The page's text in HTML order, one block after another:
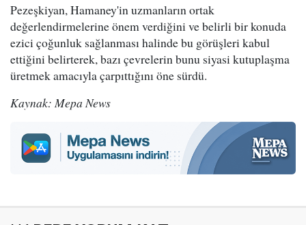
Pezeşkiyan, Hamaney'in uzmanların ortak
değerlendirmelerine önem verdiğini ve belirli bir konuda
ezici çoğunluk sağlanması halinde bu görüşleri kabul
ettiğini belirterek, bazı çevrelerin bunu siyasi kutuplaşma
üretmek amacıyla çarpıttığını öne sürdü.
Kaynak: Mepa News